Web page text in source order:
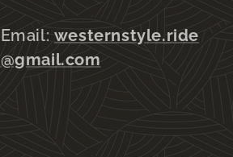
Email: westernstyle.ride
@gmail.com